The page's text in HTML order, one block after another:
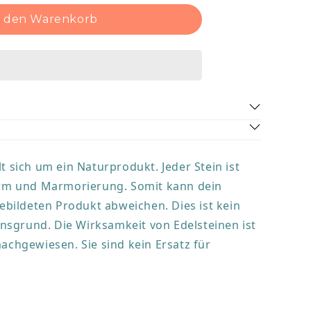
den Warenkorb
zu beruhigen, die inneren Konflikte zu
oder wenn du das Gefühl hast, von
zu werden, wird dir das Armband eine
energetischen Unterstützung bieten.
Schachtel
sich um ein Naturprodukt. Jeder Stein ist
und Marmorierung. Somit kann dein
Produkt abweichen. Dies ist kein
Die Wirksamkeit von Edelsteinen ist
Sie sind kein Ersatz für